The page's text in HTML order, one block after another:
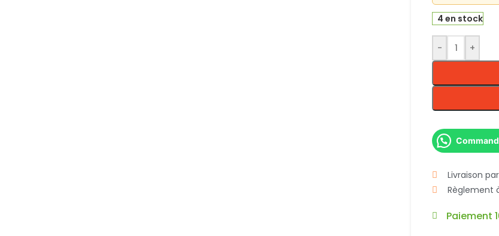
4 en stock
- +
Livraison
Règlement
Paiement